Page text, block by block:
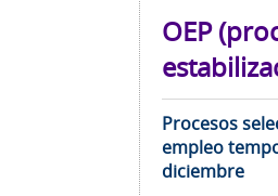
OEP
Procesos
empleo
diciembre